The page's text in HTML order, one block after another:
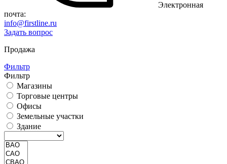
Электронная
почта:
info@firstline.ru
Задать вопрос
Продажа
Фильтр
Фильтр
Магазины
Торговые центры
Офисы
Земельные участки
Здание